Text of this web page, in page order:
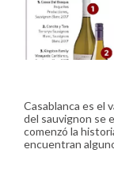
Casablanca es el
del sauvignon se
comenzó la
encuentran